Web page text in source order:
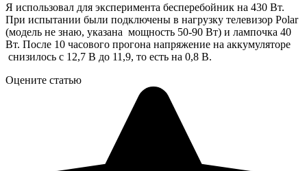
Я использовал для эксперимента бесперебойник на 430 Вт.
При испытании были подключены в нагрузку телевизор Polar
(модель не знаю, указана мощность 50-90 Вт) и лампочка 40
Вт. После 10 часового прогона напряжение на аккумуляторе
снизилось с 12,7 В до 11,9, то есть на 0,8 В.
Оцените статью